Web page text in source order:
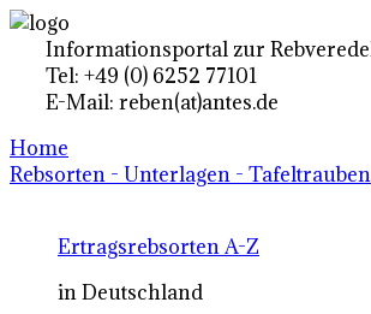
Informationsportal zur
Tel: +49 (0) 6252 77101
E-Mail: reben(at)antes.de
Home
Rebsorten - Unterlagen - Tafeltrauben
Ertragsrebsorten A-Z
in Deutschland